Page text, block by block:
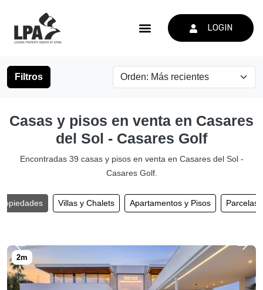
LOGIN
Filtros
Casas y pisos en venta en Casares
del Sol - Casares Golf
Encontradas 39 casas y pisos en venta en Casares del Sol -
Casares Golf.
Villas y Chalets Apartamentos y Pisos Parcelas